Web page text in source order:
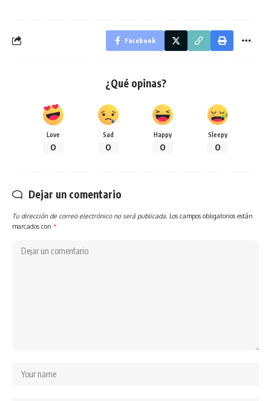
Facebook
¿Qué opinas?
Love
0
Sad
0
Happy
0
Sleepy
0
Dejar un comentario
Tu dirección de correo electrónico no será publicada. Los campos obligatorios están
marcados con *